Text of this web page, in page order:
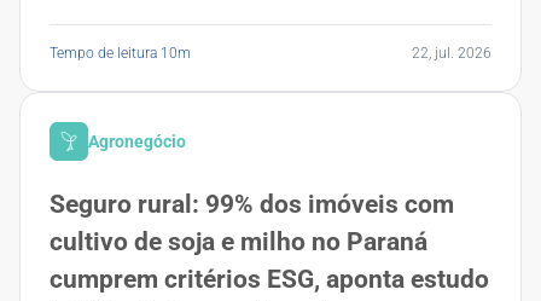
Tempo de leitura 10m 22, jul. 2026
Agronegócio
Seguro rural: 99% dos imóveis com
cultivo de soja e milho no Paraná
cumprem critérios ESG, aponta estudo